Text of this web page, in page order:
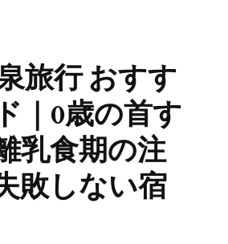
旅行 おすす
｜0歳の首す
乳食期の注
敗しない宿